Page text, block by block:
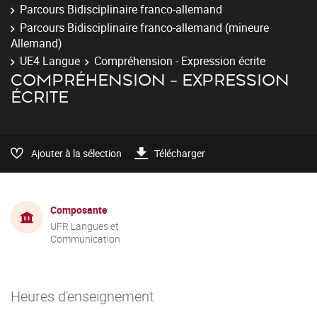
Parcours Bidisciplinaire franco-allemand
Parcours Bidisciplinaire franco-allemand (mineure
Allemand)
UE4 Langue
Compréhension - Expression écrite
COMPRÉHENSION - EXPRESSION
ÉCRITE
Ajouter à la sélection Télécharger
Composante
UFR Langues et
Communication
Heures d'enseignement